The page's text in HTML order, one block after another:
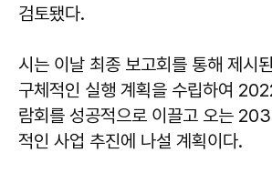
검토됐다.
시는 이날 최종 보고회를 통해 제시
구체적인 실행 계획을 수립하여
람회를 성공적으로 이끌고 오는
적인 사업 추진에 나설 계획이다.